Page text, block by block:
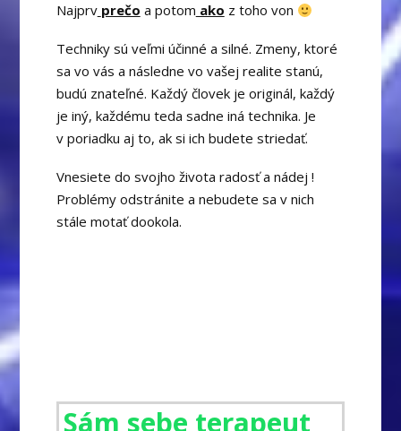
Najprv prečo a potom ako z toho von
Techniky sú veľmi účinné a silné. Zmeny, ktoré
sa vo vás a následne vo vašej realite stanú,
budú znateľné. Každý človek je originál, každý
je iný, každému teda sadne iná technika. Je
v poriadku aj to, ak si ich budete striedať.
Vnesiete do svojho života radosť a nádej !
Problémy odstránite a nebudete sa v nich
stále motať dookola.
Sám sebe terapeut